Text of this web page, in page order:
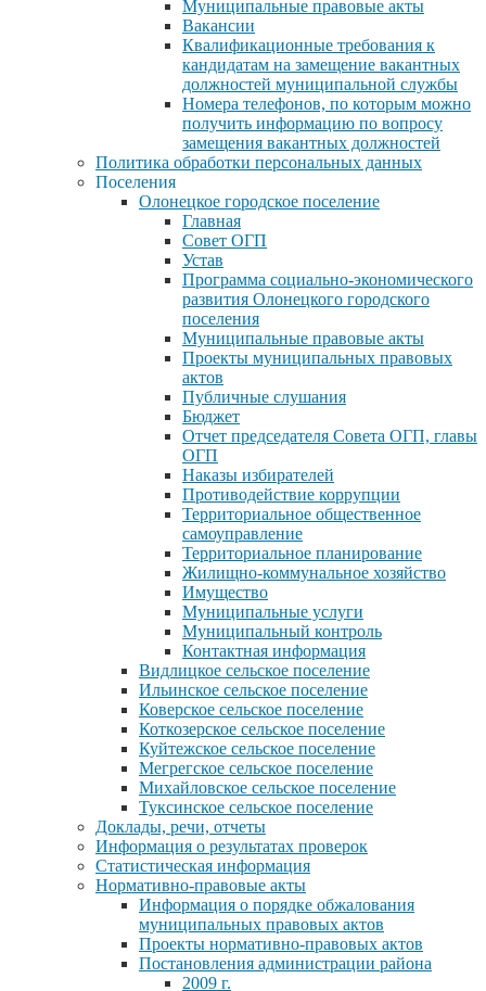
Муниципальные правовые акты
Вакансии
Квалификационные требования к
кандидатам на замещение вакантных
должностей муниципальной службы
Номера телефонов, по которым можно
получить информацию по вопросу
замещения вакантных должностей
Политика обработки персональных данных
Поселения
Олонецкое городское поселение
Главная
Совет ОГП
Устав
Программа социально-экономического
развития Олонецкого городского
поселения
Муниципальные правовые акты
Проекты муниципальных правовых
актов
Публичные слушания
Бюджет
Отчет председателя Совета ОГП, главы
ОГП
Наказы избирателей
Противодействие коррупции
Территориальное общественное
самоуправление
Территориальное планирование
Жилищно-коммунальное хозяйство
Имущество
Муниципальные услуги
Муниципальный контроль
Контактная информация
Видлицкое сельское поселение
Ильинское сельское поселение
Коверское сельское поселение
Коткозерское сельское поселение
Куйтежское сельское поселение
Мегрегское сельское поселение
Михайловское сельское поселение
Туксинское сельское поселение
Доклады, речи, отчеты
Информация о результатах проверок
Статистическая информация
Нормативно-правовые акты
Информация о порядке обжалования
муниципальных правовых актов
Проекты нормативно-правовых актов
Постановления администрации района
2009 г.